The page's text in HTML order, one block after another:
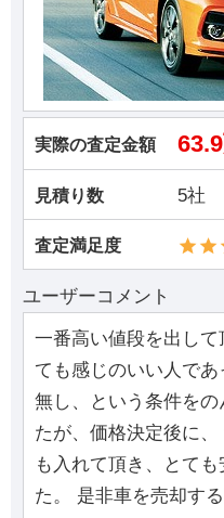
実際の査定金額
見積り数 5社
査定満足度
ユーザーコメント
一番高い値段を出し
ても感じのいい人で
無し、という条件を
たが、価格決定後に
も入れて頂き、とて
た。 是非車を売却す